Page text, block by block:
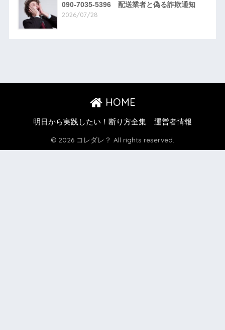
090-7035-5396 配送業者と偽る詐欺通知
2026/07/28
HOME
明日から実践したい！断り方全集 運営者情報
© 2026 コレダレ？ All rights reserved.